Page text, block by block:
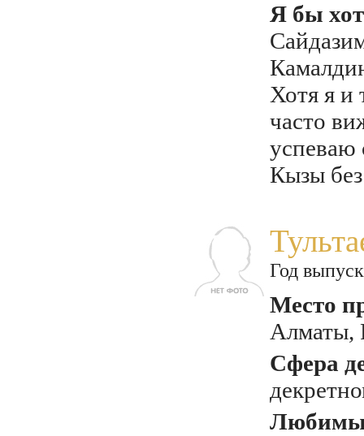
Я бы
Хотя я и
часто
успеваю
Кызы
Год
Место
Алматы,
Сфера